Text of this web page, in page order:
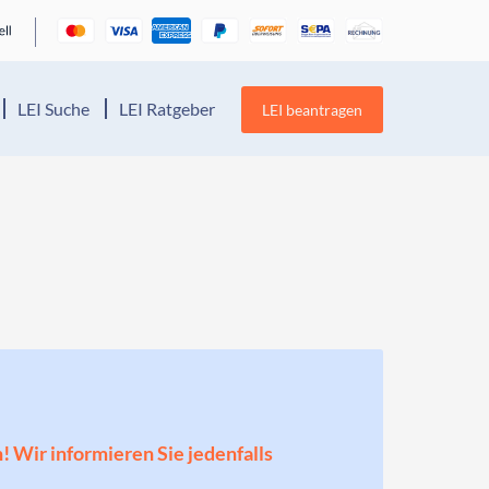
LEI Suche LEI Ratgeber LEI beantragen
Wir informieren Sie jedenfalls